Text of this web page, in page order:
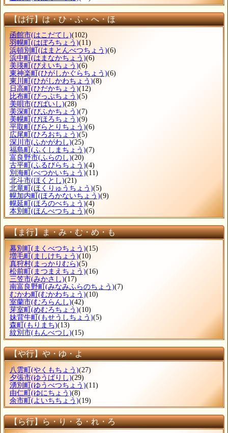
【は行】は・ひ・ふ・へ・ほ
函館市(はこだてし)(102)
羽幌町 (はぼろちょう)(11)
浜頓別町 (はまとんべつちょう)(6)
浜中町 (はまなかちょう)(6)
美瑛町 (びえいちょう)(6)
東神楽町 (ひがしかぐらちょう)(6)
東川町 (ひがしかわちょう)(8)
日高町 (ひだかちょう)(12)
比布町 (ぴっぷちょう)(5)
美唄市(びばいし)(28)
美深町 (びふかちょう)(7)
美幌町 (びほろちょう)(9)
平取町 (びらとりちょう)(6)
広尾町 (ひろおちょう)(5)
深川市(ふかがわし)(25)
福島町 (ふくしまちょう)(7)
富良野市(ふらのし)(20)
古平町 (ふるびらちょう)(4)
別海町 (べつかいちょう)(11)
北斗市(ほくとし)(21)
北竜町 (ほくりゅうちょう)(5)
幌加内町 (ほろかないちょう)(9)
幌延町 (ほろのべちょう)(4)
本別町 (ほんべつちょう)(6)
【ま行】ま・み・む・め・も
幕別町 (まくべつちょう)(15)
増毛町 (ましけちょう)(10)
真狩村(まっかりむら)(5)
松前町 (まつまえちょう)(16)
三笠市(みかさし)(17)
南富良野町 (みなみふらのちょう)(7)
むかわ町 (むかわちょう)(10)
室蘭市(むろらんし)(42)
芽室町 (めむろちょう)(10)
妹背牛町 (もせうしちょう)(5)
森町 (もりまち)(13)
紋別市(もんべつし)(15)
【や行】や・ゆ・よ
八雲町(やくもちょう)(27)
夕張市(ゆうばりし)(29)
湧別町(ゆうべつちょう)(11)
由仁町(ゆにちょう)(8)
余市町(よいちちょう)(19)
【ら行】ら・り・る・れ・ろ